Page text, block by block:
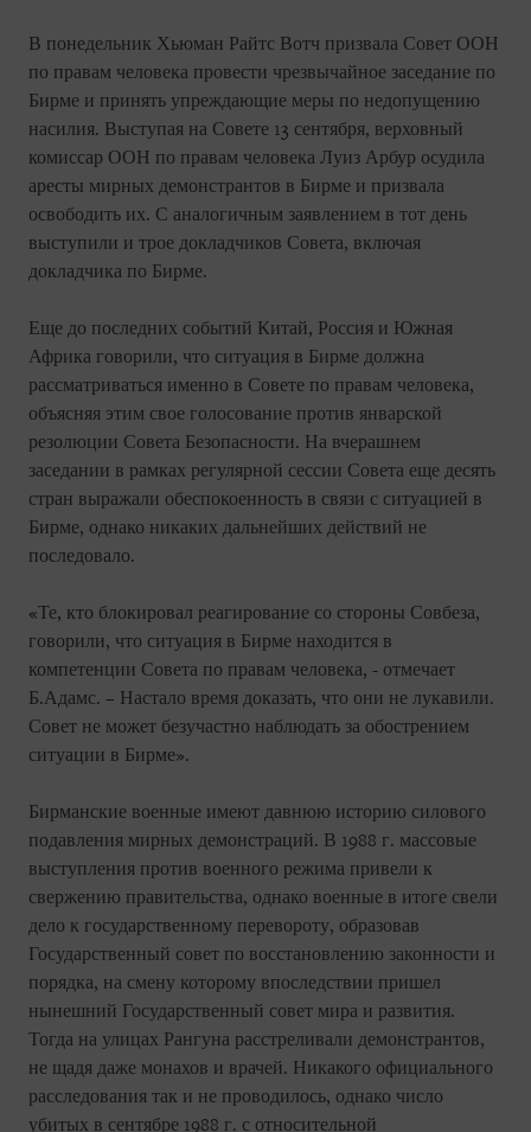
В понедельник Хьюман Райтс Вотч призвала Совет ООН
по правам человека провести чрезвычайное заседание по
Бирме и принять упреждающие меры по недопущению
насилия. Выступая на Совете 13 сентября, верховный
комиссар ООН по правам человека Луиз Арбур осудила
аресты мирных демонстрантов в Бирме и призвала
освободить их. С аналогичным заявлением в тот день
выступили и трое докладчиков Совета, включая
докладчика по Бирме.
Еще до последних событий Китай, Россия и Южная
Африка говорили, что ситуация в Бирме должна
рассматриваться именно в Совете по правам человека,
объясняя этим свое голосование против январской
резолюции Совета Безопасности. На вчерашнем
заседании в рамках регулярной сессии Совета еще десять
стран выражали обеспокоенность в связи с ситуацией в
Бирме, однако никаких дальнейших действий не
последовало.
«Те, кто блокировал реагирование со стороны Совбеза,
говорили, что ситуация в Бирме находится в
компетенции Совета по правам человека, - отмечает
Б.Адамс. – Настало время доказать, что они не лукавили.
Совет не может безучастно наблюдать за обострением
ситуации в Бирме».
Бирманские военные имеют давнюю историю силового
подавления мирных демонстраций. В 1988 г. массовые
выступления против военного режима привели к
свержению правительства, однако военные в итоге свели
дело к государственному перевороту, образовав
Государственный совет по восстановлению законности и
порядка, на смену которому впоследствии пришел
нынешний Государственный совет мира и развития.
Тогда на улицах Рангуна расстреливали демонстрантов,
не щадя даже монахов и врачей. Никакого официального
расследования так и не проводилось, однако число
убитых в сентябре 1988 г. с относительной